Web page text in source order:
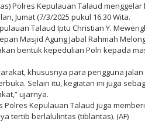
Polres Kepulauan Talaud
Jumat (7/3/2025 pukul 16.30 Wita.
Talaud Iptu Christian Y.
Masjid Agung Jabal Rahmah
bentuk kepedulian Polri kepada
khususnya para pengguna jalan
Selain itu, kegiatan ini juga
ujarnya.
Kepulauan Talaud juga
tertib berlalulintas (tiblantas). (AF)